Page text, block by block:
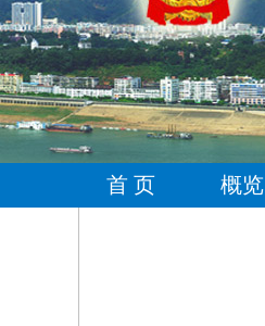
首 页 概览